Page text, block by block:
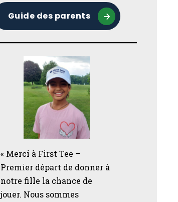
Guide des parents
« Merci à First Tee –
Premier départ de donner à
notre fille la chance de
jouer. Nous sommes